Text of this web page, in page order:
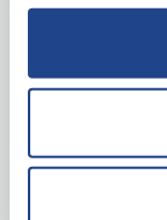
Maak
monitoren
verander de
Watchlist-
je eigen